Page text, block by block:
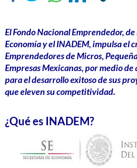
El Fondo Nacional Emprendedor,
Economía y el INADEM, impulsa el
Emprendedores de Micros,
Empresas Mexicanas, por medio de
para el desarrollo exitoso de sus
que eleven su competitividad.
¿Qué es INADEM?